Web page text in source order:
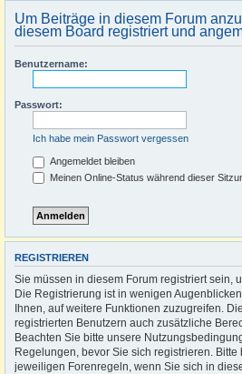
Um Beiträge in diesem Forum
diesem Board registriert und
Benutzername:
Passwort:
Ich habe mein Passwort vergessen
Angemeldet bleiben
Meinen Online-Status während dieser
REGISTRIEREN
Sie müssen in diesem Forum registriert sein,
Die Registrierung ist in wenigen
Ihnen, auf weitere Funktionen zuzugreifen.
registrierten Benutzern auch zusätzliche
Beachten Sie bitte unsere
Regelungen, bevor Sie sich registrieren. Bitte
jeweiligen Forenregeln, wenn Sie sich in